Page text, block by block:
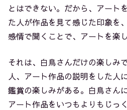
とはできない。だから、アート
た人が作品を見て感じた印象を
感情で聞くことで、アートを楽
それは、白鳥さんだけの楽しみ
人、アート作品の説明をした人
鑑賞の楽しみがある。白鳥さん
アート作品をいつもよりもじっ